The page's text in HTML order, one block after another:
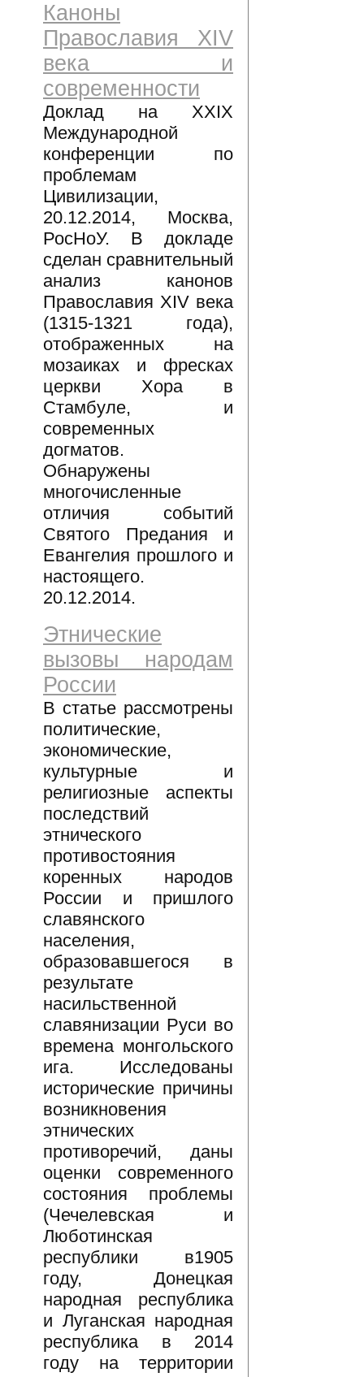
Каноны
Православия XIV
века и
современности
Доклад на XXIX
Международной
конференции по
проблемам
Цивилизации,
20.12.2014, Москва,
РосНоУ. В докладе
сделан сравнительный
анализ канонов
Православия XIV века
(1315-1321 года),
отображенных на
мозаиках и фресках
церкви Хора в
Стамбуле, и
современных
догматов.
Обнаружены
многочисленные
отличия событий
Святого Предания и
Евангелия прошлого и
настоящего.
20.12.2014.
Этнические
вызовы народам
России
В статье рассмотрены
политические,
экономические,
культурные и
религиозные аспекты
последствий
этнического
противостояния
коренных народов
России и пришлого
славянского
населения,
образовавшегося в
результате
насильственной
славянизации Руси во
времена монгольского
ига. Исследованы
исторические причины
возникновения
этнических
противоречий, даны
оценки современного
состояния проблемы
(Чечелевская и
Люботинская
республики в1905
году, Донецкая
народная республика
и Луганская народная
республика в 2014
году на территории